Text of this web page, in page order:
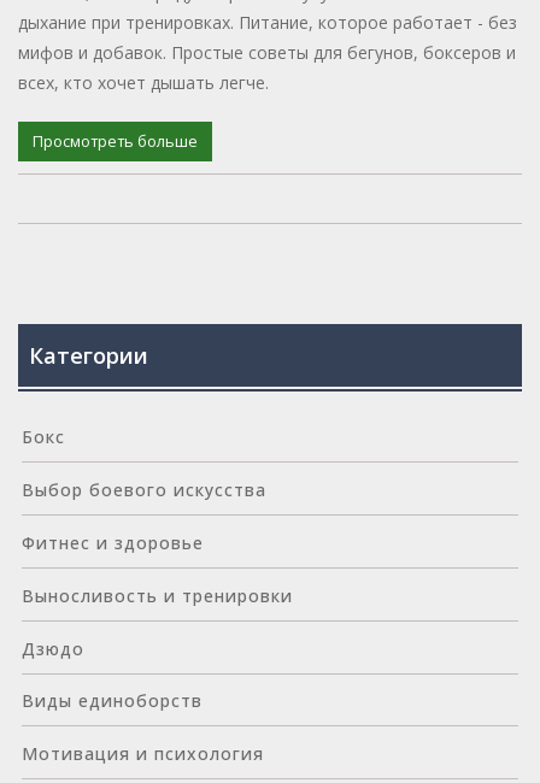
дыхание при тренировках. Питание, которое работает - без
мифов и добавок. Простые советы для бегунов, боксеров и
всех, кто хочет дышать легче.
Просмотреть больше
Категории
Бокс
Выбор боевого искусства
Фитнес и здоровье
Выносливость и тренировки
Дзюдо
Виды единоборств
Мотивация и психология